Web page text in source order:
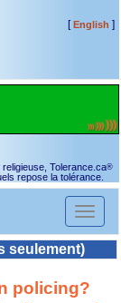
[English ]
Tolerance.ca®
repose la tolérance.
Toggle
seulement)
policing?